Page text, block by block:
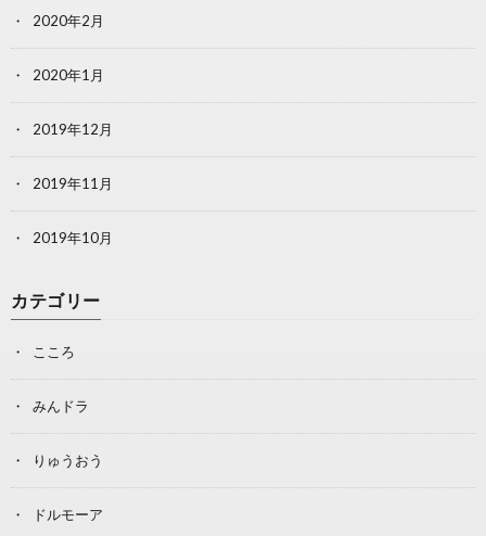
2020年2月
2020年1月
2019年12月
2019年11月
2019年10月
カテゴリー
こころ
みんドラ
りゅうおう
ドルモーア